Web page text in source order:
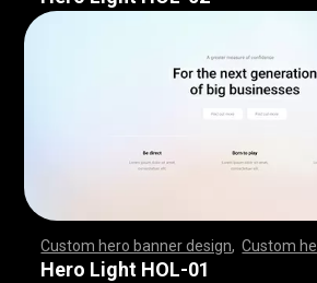
Custom hero banner design ,Custom
,,,,,,,,,,,,,,,,,,,,,,,,,,,,,, ,,,,,,,,,,,,
,,,,,,,,,,,,,,,,,,,,,,,,,,,,,, ,,,,,,,,,,,,
Hero Light HOL-01